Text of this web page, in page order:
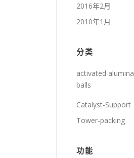
2016年2月
2010年1月
分类
activated alumina
balls
Catalyst-Support
Tower-packing
功能